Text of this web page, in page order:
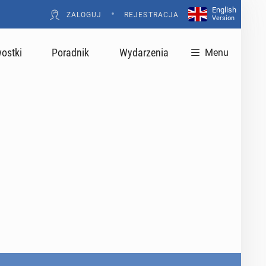
ZALOGUJ • REJESTRACJA
English
Version
Poradnik Wydarzenia Menu